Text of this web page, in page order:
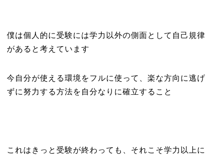
僕は個人的に受験には学力以外の側面として自己規律
があると考えています
今自分が使える環境をフルに使って、楽な方向に逃げ
ずに努力する方法を自分なりに確立すること
これはきっと受験が終わっても、それこそ学力以上に